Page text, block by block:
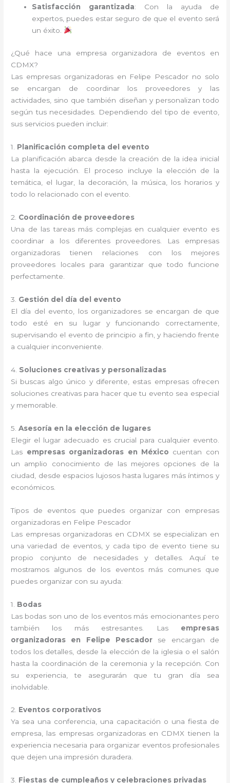
Satisfacción garantizada: Con la ayuda de
expertos, puedes estar seguro de que el evento será
un éxito.
¿Qué hace una empresa organizadora de eventos en
CDMX?
Las empresas organizadoras en Felipe Pescador no solo
se encargan de coordinar los proveedores y las
actividades, sino que también diseñan y personalizan todo
según tus necesidades. Dependiendo del tipo de evento,
sus servicios pueden incluir:
1. Planificación completa del evento
La planificación abarca desde la creación de la idea inicial
hasta la ejecución. El proceso incluye la elección de la
temática, el lugar, la decoración, la música, los horarios y
todo lo relacionado con el evento.
2. Coordinación de proveedores
Una de las tareas más complejas en cualquier evento es
coordinar a los diferentes proveedores. Las empresas
organizadoras tienen relaciones con los mejores
proveedores locales para garantizar que todo funcione
perfectamente.
3. Gestión del día del evento
El día del evento, los organizadores se encargan de que
todo esté en su lugar y funcionando correctamente,
supervisando el evento de principio a fin, y haciendo frente
a cualquier inconveniente.
4. Soluciones creativas y personalizadas
Si buscas algo único y diferente, estas empresas ofrecen
soluciones creativas para hacer que tu evento sea especial
y memorable.
5.Asesoría en la elección de lugares
Elegir el lugar adecuado es crucial para cualquier evento.
Las empresas organizadoras en México cuentan con
un amplio conocimiento de las mejores opciones de la
ciudad, desde espacios lujosos hasta lugares más íntimos y
económicos.
Tipos de eventos que puedes organizar con empresas
organizadoras en Felipe Pescador
Las empresas organizadoras en CDMX se especializan en
una variedad de eventos, y cada tipo de evento tiene su
propio conjunto de necesidades y detalles. Aquí te
mostramos algunos de los eventos más comunes que
puedes organizar con su ayuda:
1. Bodas
Las bodas son uno de los eventos más emocionantes pero
también los más estresantes. Las empresas
organizadoras en Felipe Pescador se encargan de
todos los detalles, desde la elección de la iglesia o el salón
hasta la coordinación de la ceremonia y la recepción. Con
su experiencia, te asegurarán que tu gran día sea
inolvidable.
2. Eventos corporativos
Ya sea una conferencia, una capacitación o una fiesta de
empresa, las empresas organizadoras en CDMX tienen la
experiencia necesaria para organizar eventos profesionales
que dejen una impresión duradera.
3. Fiestas de cumpleaños y celebraciones privadas